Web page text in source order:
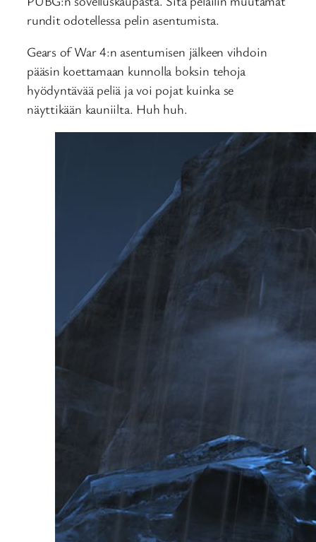
rundit odotellessa pelin asentumista.
Gears of War 4:n asentumisen jälkeen vihdoin
pääsin koettamaan kunnolla boksin tehoja
hyödyntävää peliä ja voi pojat kuinka se
näyttikään kauniilta. Huh huh.